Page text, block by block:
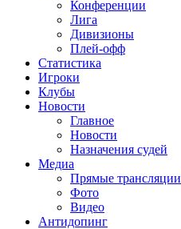
Конференции
Лига
Дивизионы
Плей-офф
Статистика
Игроки
Клубы
Новости
Главное
Новости
Назначения судей
Медиа
Прямые трансляции
Фото
Видео
Антидопинг